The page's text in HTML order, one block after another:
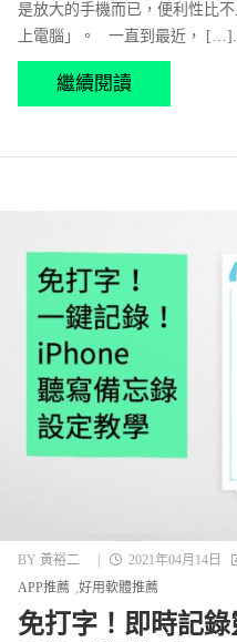
是放大的手機而已，便利性比
上電腦」。 一直到最近， […]...
繼續閱讀
BY 黃裕二 2021年04月14日
APP推薦
好用軟體推薦
免打字！即時記